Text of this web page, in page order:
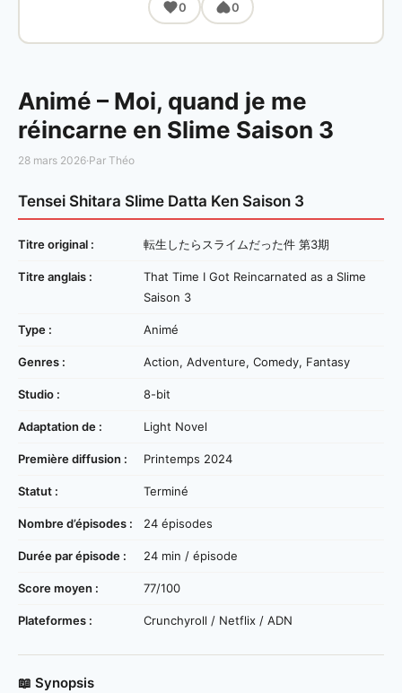
0 0
Animé – Moi, quand je me
réincarne en Slime Saison 3
28 mars 2026·Par Théo
Tensei Shitara Slime Datta Ken Saison 3
Titre original : 転生したらスライムだった件 第3期
Titre anglais :
That Time I Got Reincarnated as a Slime
Saison 3
Type : Animé
Genres : Action, Adventure, Comedy, Fantasy
Studio : 8-bit
Adaptation de : Light Novel
Première diffusion : Printemps 2024
Statut : Terminé
Nombre d’épisodes : 24 épisodes
Durée par épisode : 24 min / épisode
Score moyen : 77/100
Plateformes : Crunchyroll / Netflix / ADN
📖 Synopsis